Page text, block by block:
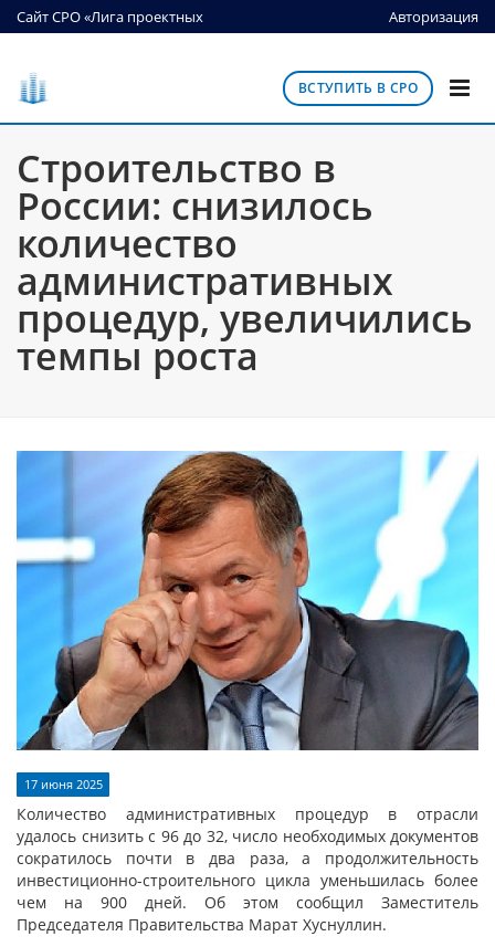
Сайт СРО «Лига проектных
организаций»
Авторизация
ВСТУПИТЬ В СРО
Строительство в
России: снизилось
количество
административных
процедур, увеличились
темпы роста
17 июня 2025
Количество административных процедур в отрасли
удалось снизить с 96 до 32, число необходимых документов
сократилось почти в два раза, а продолжительность
инвестиционно-строительного цикла уменьшилась более
чем на 900 дней. Об этом сообщил Заместитель
Председателя Правительства Марат Хуснуллин.